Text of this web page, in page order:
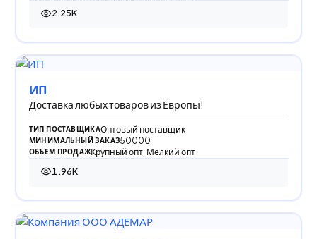
2.25K
2 247 просмотров
ИП
Доставка любых товаров из Европы!
ТИП ПОСТАВЩИКАОптовый поставщик
МИНИМАЛЬНЫЙ ЗАКАЗ50000
ОБЪЕМ ПРОДАЖКрупный опт, Мелкий опт
1.96K
1 963 просмотра